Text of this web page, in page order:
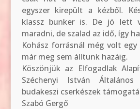
egyszer kirepült a kézből.
klassz bunker is. De jó lett
maradni, de szalad az idő, így
Kohász forrásnál még volt
már meg sem álltunk hazáig.
Köszönjük az Elfogadlak
Széchenyi István
budakeszi cserkészek
Szabó Gergő